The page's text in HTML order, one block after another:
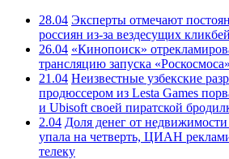
28.04 Эксперты отмечают
россиян из-за вездесущих
26.04 «Кинопоиск»
трансляцию запуска «Роскосмоса»
21.04 Неизвестные узбекские
продюссером из Lesta Games
и Ubisoft своей пиратской
2.04 Доля денег от
упала на четверть, ЦИАН
телеку